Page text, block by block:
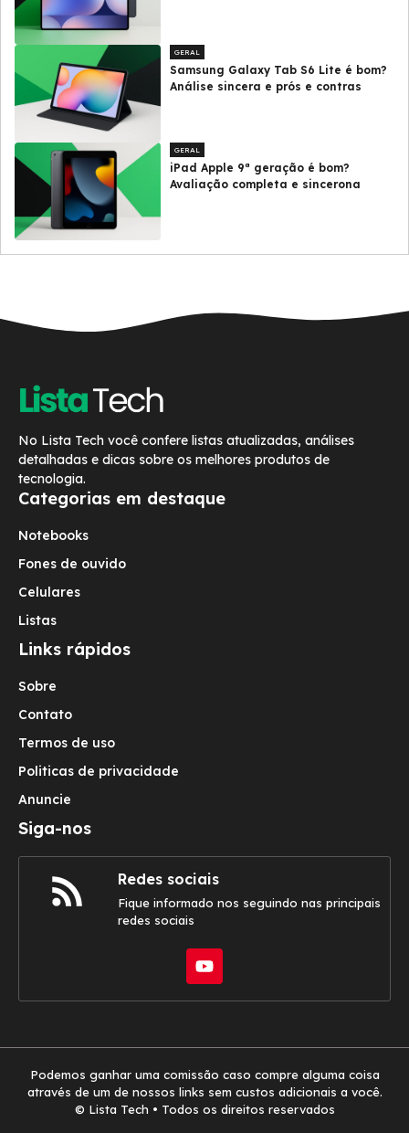
GERAL
Samsung Galaxy Tab S6 Lite é bom?
Análise sincera e prós e contras
GERAL
iPad Apple 9ª geração é bom?
Avaliação completa e sincerona
No Lista Tech você confere listas atualizadas, análises
detalhadas e dicas sobre os melhores produtos de
tecnologia.
Categorias em destaque
Notebooks
Fones de ouvido
Celulares
Listas
Links rápidos
Sobre
Contato
Termos de uso
Politicas de privacidade
Anuncie
Siga-nos
Redes sociais
Fique informado nos seguindo nas principais
redes sociais
Podemos ganhar uma comissão caso compre alguma coisa
através de um de nossos links sem custos adicionais a você.
© Lista Tech • Todos os direitos reservados